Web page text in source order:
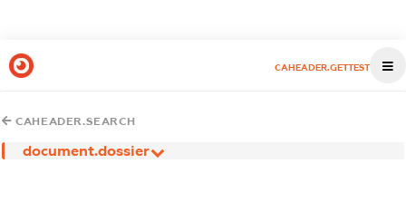
CAHEADER.GETTEST
CAHEADER.SEARCH
document.dossier